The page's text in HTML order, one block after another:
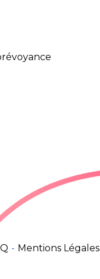
Mentions Légales